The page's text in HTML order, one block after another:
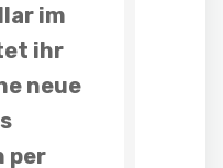
im
ihr
neue
per